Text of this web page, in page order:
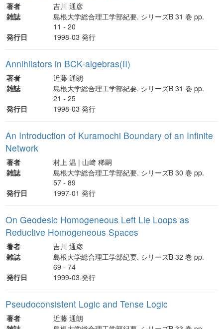
著者
吉川 通彦
雑誌
島根大学総合理工学部紀要. シリーズB 31 巻 pp.
11 - 20
発行日
1998-03 発行
Annihilators in BCK-algebras(II)
著者
近藤 通朗
雑誌
島根大学総合理工学部紀要. シリーズB 31 巻 pp.
21 - 25
発行日
1998-03 発行
An Introduction of Kuramochi Boundary of an Infinite
Network
著者
村上 温 | 山﨑 稀嗣
雑誌
島根大学総合理工学部紀要. シリーズB 30 巻 pp.
57 - 89
発行日
1997-01 発行
On Geodesic Homogeneous Left Lie Loops as
Reductive Homogeneous Spaces
著者
吉川 通彦
雑誌
島根大学総合理工学部紀要. シリーズB 32 巻 pp.
69 - 74
発行日
1999-03 発行
Pseudoconsistent Logic and Tense Logic
著者
近藤 通朗